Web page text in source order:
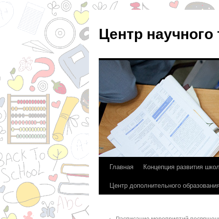
Центр научного
Перейти
Главная
Концепция развития
Центр дополнительного